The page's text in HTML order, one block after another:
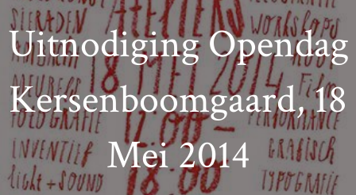
Uitnodiging Opendag
Kersenboomgaard, 18
Mei 2014